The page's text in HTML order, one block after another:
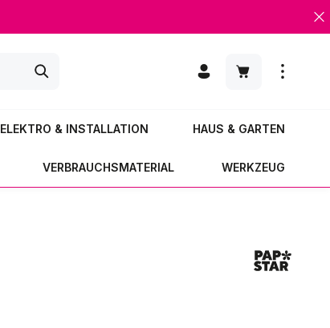
Warenkorb
ELEKTRO & INSTALLATION HAUS & GARTEN
VERBRAUCHSMATERIAL WERKZEUG